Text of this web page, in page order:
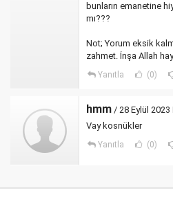
bunların emanetine
mı???
Not; Yorum eksik
zahmet. İnşa Allah
Yanıtla (0)
hmm / 28 Eylül
Vay kosnükler
Yanıtla (0)